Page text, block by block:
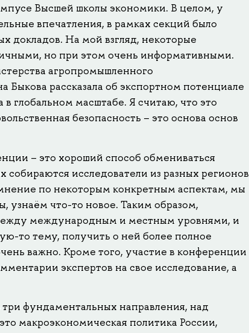
Высшей школы экономики. В целом, у
впечатления, в рамках секций было
докладов. На мой взгляд, некоторые
но при этом очень информативными.
агропромышленного
Быкова рассказала об экспортном потенциале
в глобальном масштабе. Я считаю, что это
безопасность – это основа основ
– это хороший способ обмениваться
исследователи из разных регионов
по некоторым конкретным аспектам, мы
узнаём что-то новое. Таким образом,
международным и местным уровнями, и
то тему, получить о ней более полное
важно. Кроме того, участие в конференции
экспертов на свое исследование, а
фундаментальных направления, над
макроэкономическая политика России,